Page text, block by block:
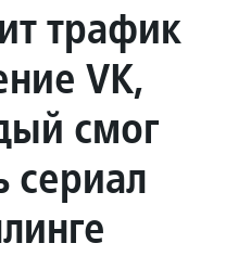
трафик
VK,
смог
сериал